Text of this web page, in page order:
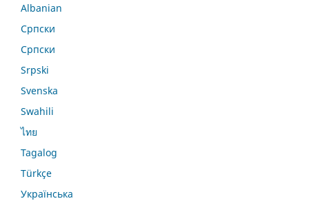
Albanian
Српски
Српски
Srpski
Svenska
Swahili
ไทย
Tagalog
Türkçe
Українська